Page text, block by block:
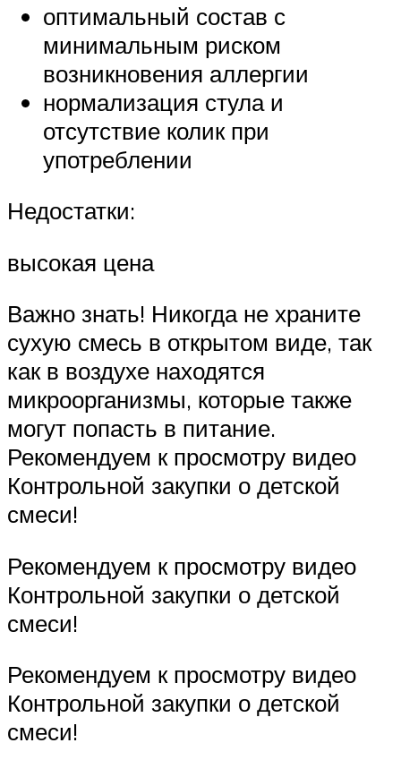
оптимальный состав с
минимальным риском
возникновения аллергии
нормализация стула и
отсутствие колик при
употреблении
Недостатки:
высокая цена
Важно знать! Никогда не храните
сухую смесь в открытом виде, так
как в воздухе находятся
микроорганизмы, которые также
могут попасть в питание.
Рекомендуем к просмотру видео
Контрольной закупки о детской
смеси!
Рекомендуем к просмотру видео
Контрольной закупки о детской
смеси!
Рекомендуем к просмотру видео
Контрольной закупки о детской
смеси!